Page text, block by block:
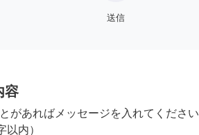
送信
容
があればメッセージを入れてください
以内）